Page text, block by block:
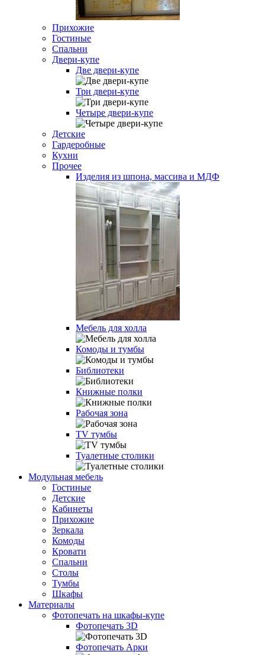
Прихожие
Гостиные
Спальни
Двери-купе
Две двери-купе
Три двери-купе
Четыре двери-купе
Детские
Гардеробные
Кухни
Прочее
Изделия из шпона, массива и МДФ
Мебель для холла
Комоды и тумбы
Библиотеки
Книжные полки
Рабочая зона
TV тумбы
Туалетные столики
Модульная мебель
Гостиные
Детские
Кабинеты
Прихожие
Зеркала
Комоды
Кровати
Спальни
Столы
Тумбы
Шкафы
Материалы
Фотопечать на шкафы-купе
Фотопечать 3D
Фотопечать Арки